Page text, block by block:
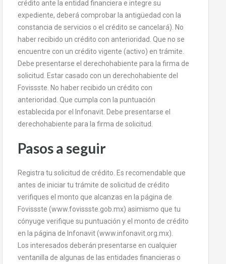
crédito ante la entidad financiera e integre su
expediente, deberá comprobar la antigüedad con la
constancia de servicios o el crédito se cancelará). No
haber recibido un crédito con anterioridad. Que no se
encuentre con un crédito vigente (activo) en trámite.
Debe presentarse el derechohabiente para la firma de
solicitud. Estar casado con un derechohabiente del
Fovissste. No haber recibido un crédito con
anterioridad. Que cumpla con la puntuación
establecida por el Infonavit. Debe presentarse el
derechohabiente para la firma de solicitud.
Pasos a seguir
Registra tu solicitud de crédito. Es recomendable que
antes de iniciar tu trámite de solicitud de crédito
verifiques el monto que alcanzas en la página de
Fovissste (www.fovissste.gob.mx) asimismo que tu
cónyuge verifique su puntuación y el monto de crédito
en la página de Infonavit (www.infonavit.org.mx).
Los interesados deberán presentarse en cualquier
ventanilla de algunas de las entidades financieras o